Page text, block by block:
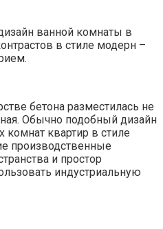
ванной комнаты в
в стиле модерн –
бетона разместилась не
Обычно подобный дизайн
квартир в стиле
производственные
и простор
индустриальную